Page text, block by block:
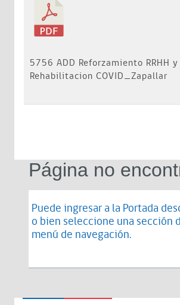
5756 ADD Reforzamiento RRHH y
Rehabilitacion COVID_Zapallar
Página no
Puede ingresar a la Portada
o bien seleccione una sección
menú de navegación.